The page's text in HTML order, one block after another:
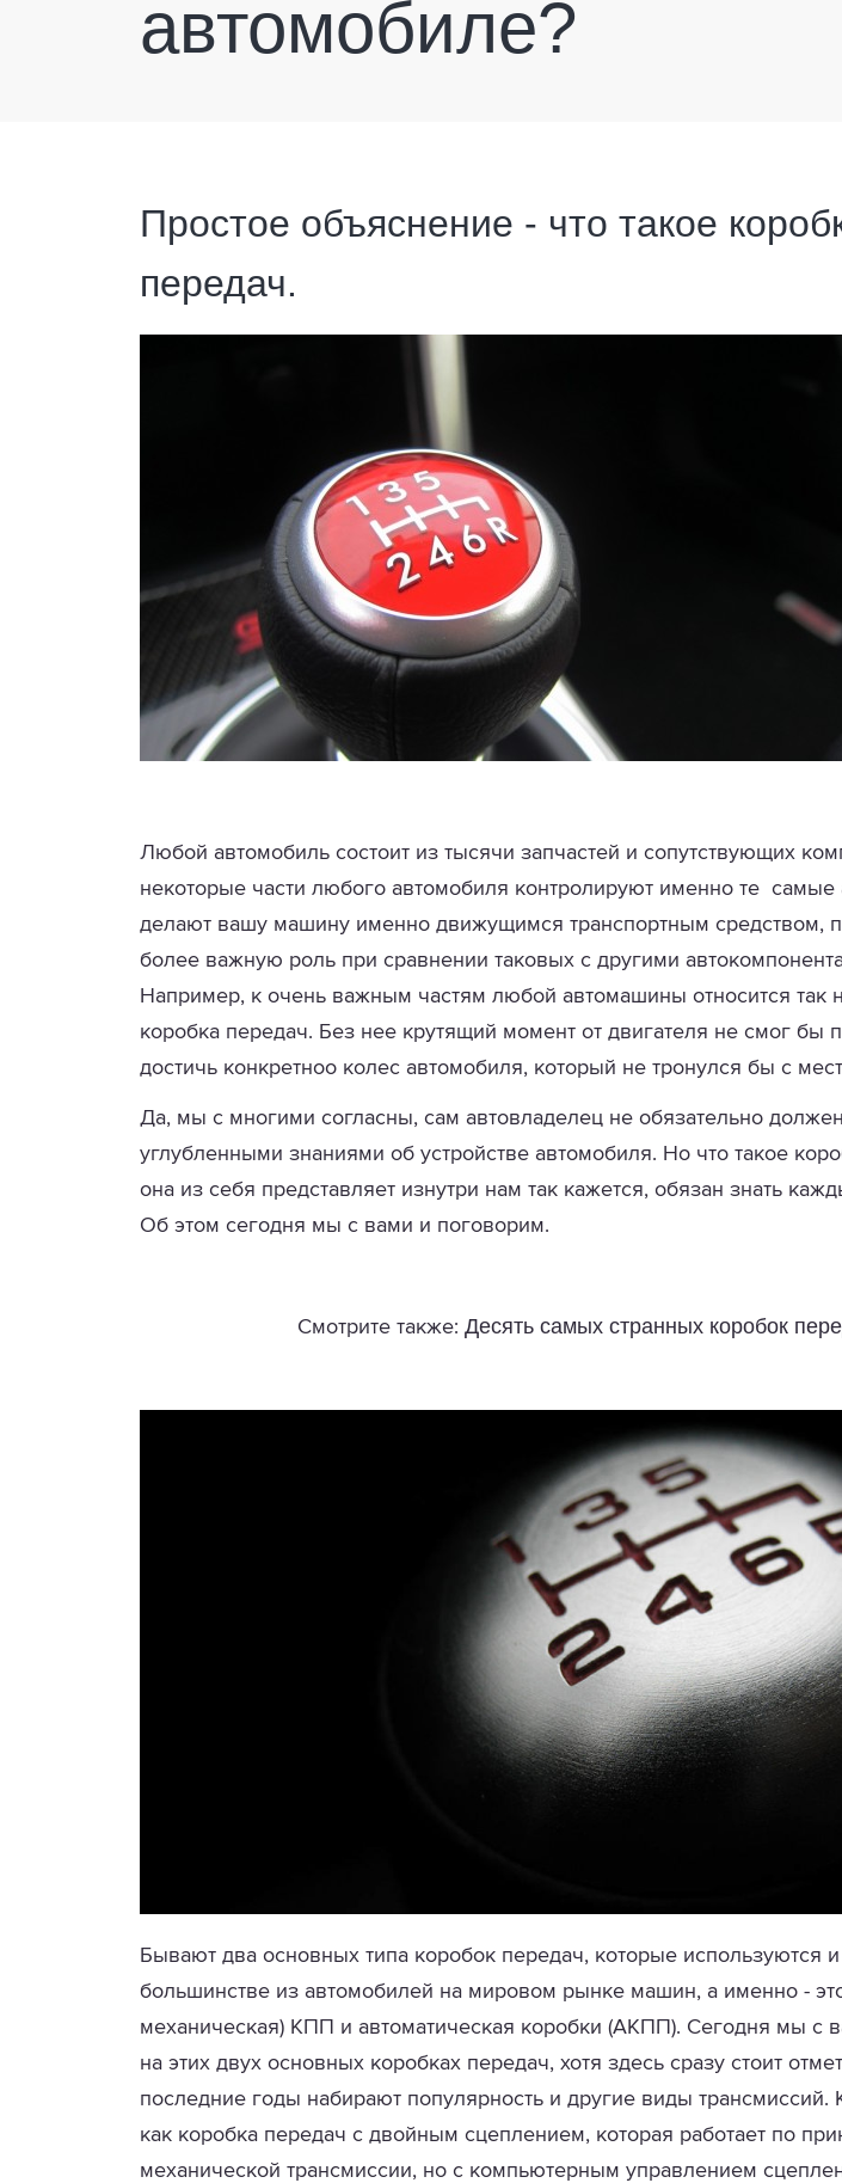
автомобиле?
Простое объяснение - что такое
передач.
Любой автомобиль состоит из тысячи запчастей и сопутствующих
некоторые части любого автомобиля контролируют именно те самые
делают вашу машину именно движущимся транспортным средством,
более важную роль при сравнении таковых с другими
Например, к очень важным частям любой автомашины относится так
коробка передач. Без нее крутящий момент от двигателя не смог бы
достичь конкретноо колес автомобиля, который не тронулся бы с
Да, мы с многими согласны, сам автовладелец не обязательно
углубленными знаниями об устройстве автомобиля. Но что такое
она из себя представляет изнутри нам так кажется, обязан знать
Об этом сегодня мы с вами и поговорим.
Смотрите также: Десять самых странных коробок
Бывают два основных типа коробок передач, которые используются
большинстве из автомобилей на мировом рынке машин, а именно - это
механическая) КПП и автоматическая коробки (АКПП). Сегодня мы с
на этих двух основных коробках передач, хотя здесь сразу стоит
последние годы набирают популярность и другие виды трансмиссий.
как коробка передач с двойным сцеплением, которая работает по
механической трансмиссии, но с компьютерным управлением